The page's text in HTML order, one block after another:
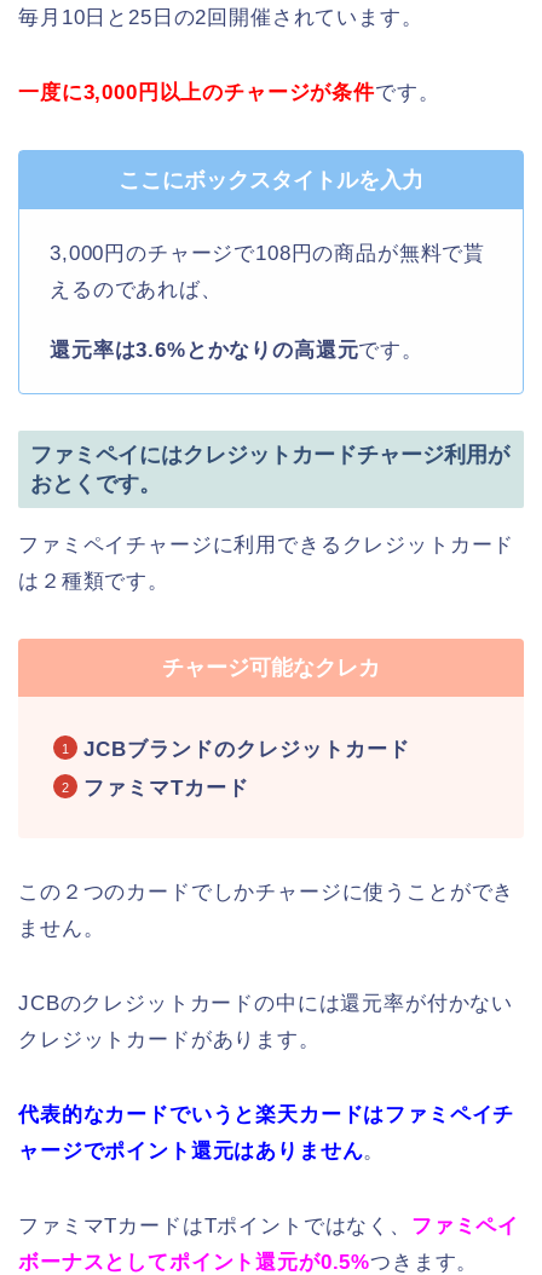
毎月10日と25日の2回開催されています。
一度に3,000円以上のチャージが条件です。
ここにボックスタイトルを入力
3,000円のチャージで108円の商品が無料で貰
えるのであれば、
還元率は3.6%とかなりの高還元です。
ファミペイにはクレジットカードチャージ利用が
おとくです。
ファミペイチャージに利用できるクレジットカード
は２種類です。
チャージ可能なクレカ
JCBブランドのクレジットカード
ファミマTカード
この２つのカードでしかチャージに使うことができ
ません。
JCBのクレジットカードの中には還元率が付かない
クレジットカードがあります。
代表的なカードでいうと楽天カードはファミペイチ
ャージでポイント還元はありません。
ファミマTカードはTポイントではなく、 ファミペイ
ボーナスとしてポイント還元が0.5%つきます。